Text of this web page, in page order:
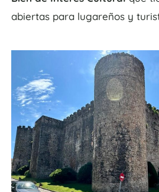
abiertas para lugareños y